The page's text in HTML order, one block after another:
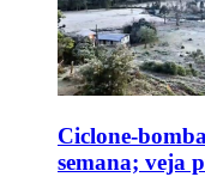
Ciclone-
semana; veja